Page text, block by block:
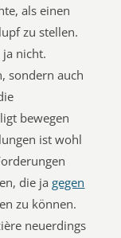
als einen
zu stellen.
ja nicht.
sondern auch
bewegen
ist wohl
die jagegen
zu können.
neuerdings